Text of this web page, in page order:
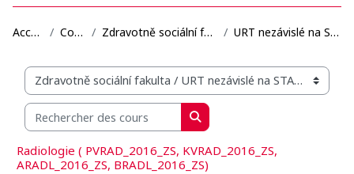
Accueil Cours Zdravotně sociální fakulta URT nezávislé na STAGu
Catégories de cours
Rechercher des cours
Rechercher des cours
Radiologie ( PVRAD_2016_ZS, KVRAD_2016_ZS,
ARADL_2016_ZS, BRADL_2016_ZS)